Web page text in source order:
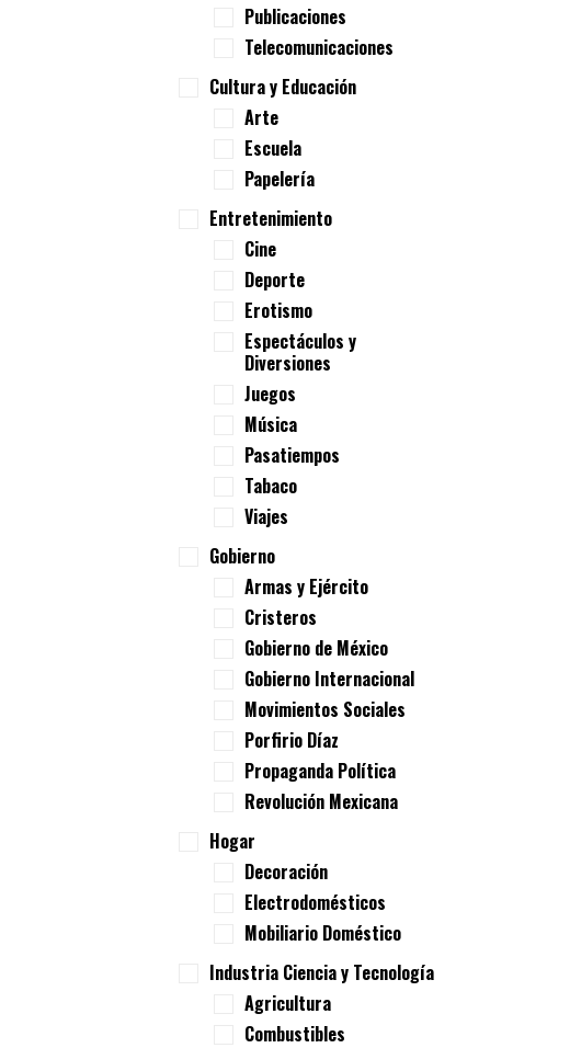
Publicaciones
Telecomunicaciones
Cultura y Educación
Arte
Escuela
Papelería
Entretenimiento
Cine
Deporte
Erotismo
Espectáculos y
Diversiones
Juegos
Música
Pasatiempos
Tabaco
Viajes
Gobierno
Armas y Ejército
Cristeros
Gobierno de México
Gobierno Internacional
Movimientos Sociales
Porfirio Díaz
Propaganda Política
Revolución Mexicana
Hogar
Decoración
Electrodomésticos
Mobiliario Doméstico
Industria Ciencia y Tecnología
Agricultura
Combustibles